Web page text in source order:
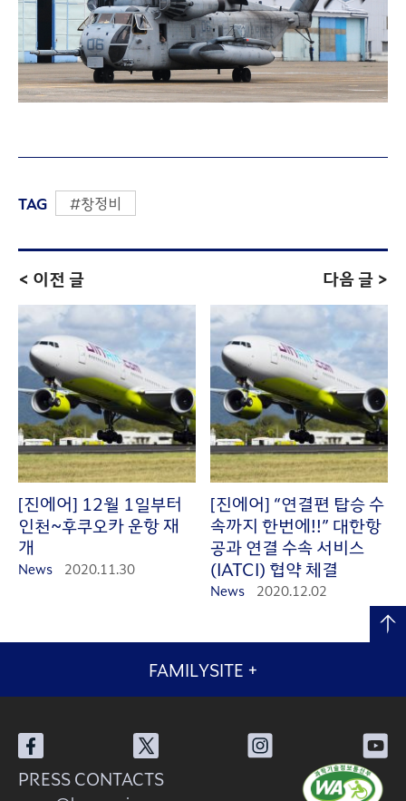
TAG #창정비
< 이전 글
[진에어] 12월 1일부터
인천~후쿠오카 운항 재
개
News 2020.11.30
다음 글 >
[진에어] “연결편 탑승 수
속까지 한번에!!” 대한항
공과 연결 수속 서비스
(IATCI) 협약 체결
News 2020.12.02
FAMILYSITE +
PRESS CONTACTS